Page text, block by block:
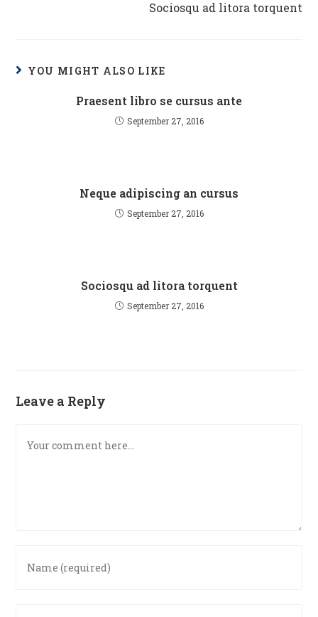
Sociosqu ad litora torquent
YOU MIGHT ALSO LIKE
Praesent libro se cursus ante
September 27, 2016
Neque adipiscing an cursus
September 27, 2016
Sociosqu ad litora torquent
September 27, 2016
Leave a Reply
your